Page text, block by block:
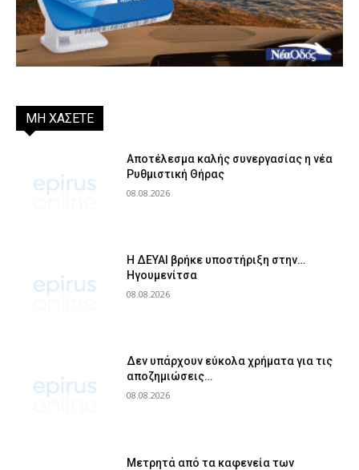
ΜΗ ΧΑΣΕΤΕ
Αποτέλεσμα καλής συνεργασίας η νέα
Ρυθμιστική Θήρας
08.08.2026
Η ΔΕΥΑΙ βρήκε υποστήριξη στην…
Ηγουμενίτσα
08.08.2026
Δεν υπάρχουν εύκολα χρήματα για τις
αποζημιώσεις…
08.08.2026
Μετρητά από τα καφενεία των